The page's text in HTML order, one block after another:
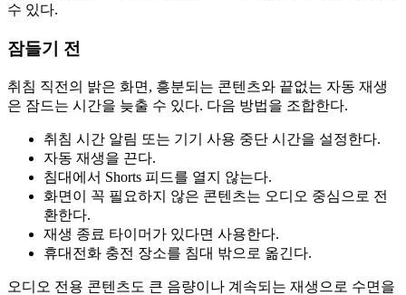
수 있다.
잠들기 전
취침 직전의 밝은 화면, 흥분되는 콘텐츠와 끝없는 자동 재생
은 잠드는 시간을 늦출 수 있다. 다음 방법을 조합한다.
취침 시간 알림 또는 기기 사용 중단 시간을 설정한다.
자동 재생을 끈다.
침대에서 Shorts 피드를 열지 않는다.
화면이 꼭 필요하지 않은 콘텐츠는 오디오 중심으로 전
환한다.
재생 종료 타이머가 있다면 사용한다.
휴대전화 충전 장소를 침대 밖으로 옮긴다.
오디오 전용 콘텐츠도 큰 음량이나 계속되는 재생으로 수면을